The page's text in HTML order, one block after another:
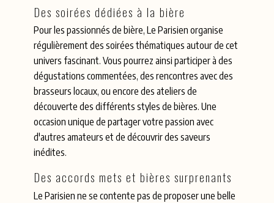
Des soirées dédiées à la bière
Pour les passionnés de bière, Le Parisien organise
régulièrement des soirées thématiques autour de cet
univers fascinant. Vous pourrez ainsi participer à des
dégustations commentées, des rencontres avec des
brasseurs locaux, ou encore des ateliers de
découverte des différents styles de bières. Une
occasion unique de partager votre passion avec
d'autres amateurs et de découvrir des saveurs
inédites.
Des accords mets et bières surprenants
Le Parisien ne se contente pas de proposer une belle